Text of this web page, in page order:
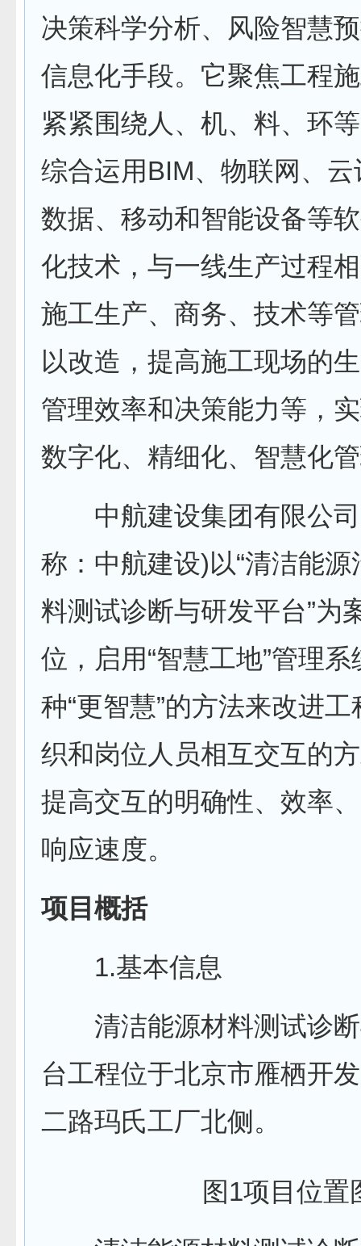
决策科学分析、风险智慧
信息化手段。它聚焦工程
紧紧围绕人、机、料、环
综合运用BIM、物联网、
数据、移动和智能设备等
化技术，与一线生产过程
施工生产、商务、技术等
以改造，提高施工现场的
管理效率和决策能力等，
数字化、精细化、智慧化
中航建设集团有限公司
称：中航建设)以“清洁能
料测试诊断与研发平台”为
位，启用“智慧工地”管理
种“更智慧”的方法来改进
织和岗位人员相互交互的
提高交互的明确性、效率
响应速度。
项目概括
1.基本信息
清洁能源材料测试诊断
台工程位于北京市雁栖开
二路玛氏工厂北侧。
图1项目位置